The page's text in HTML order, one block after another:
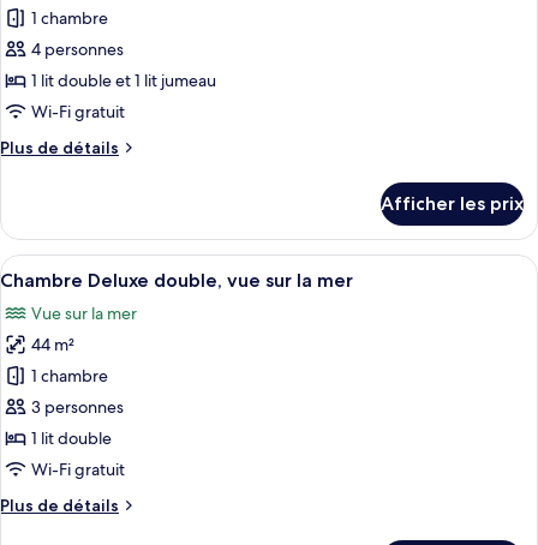
mer
la
mer
pour
ce
type
de
chambre :
Chambre
lits
jumeaux,
vue
sur
la
montagne
1 chambre
4 personnes
1 lit double et 1 lit jumeau
Wi-Fi gratuit
Plus de détails
Plus
Chambre
Deluxe
avec
jumeaux,
vue
sur
la
montagne
Afficher les prix
Afficher
toutes
les
photos
pour
ce
type
de
chambre :
Chambre
Une chambre d’hôtel moderne
8
Chambre Deluxe double, vue sur la mer
Vue sur la mer
44 m²
1 chambre
3 personnes
1 lit double
Wi-Fi gratuit
Plus de détails
Plus